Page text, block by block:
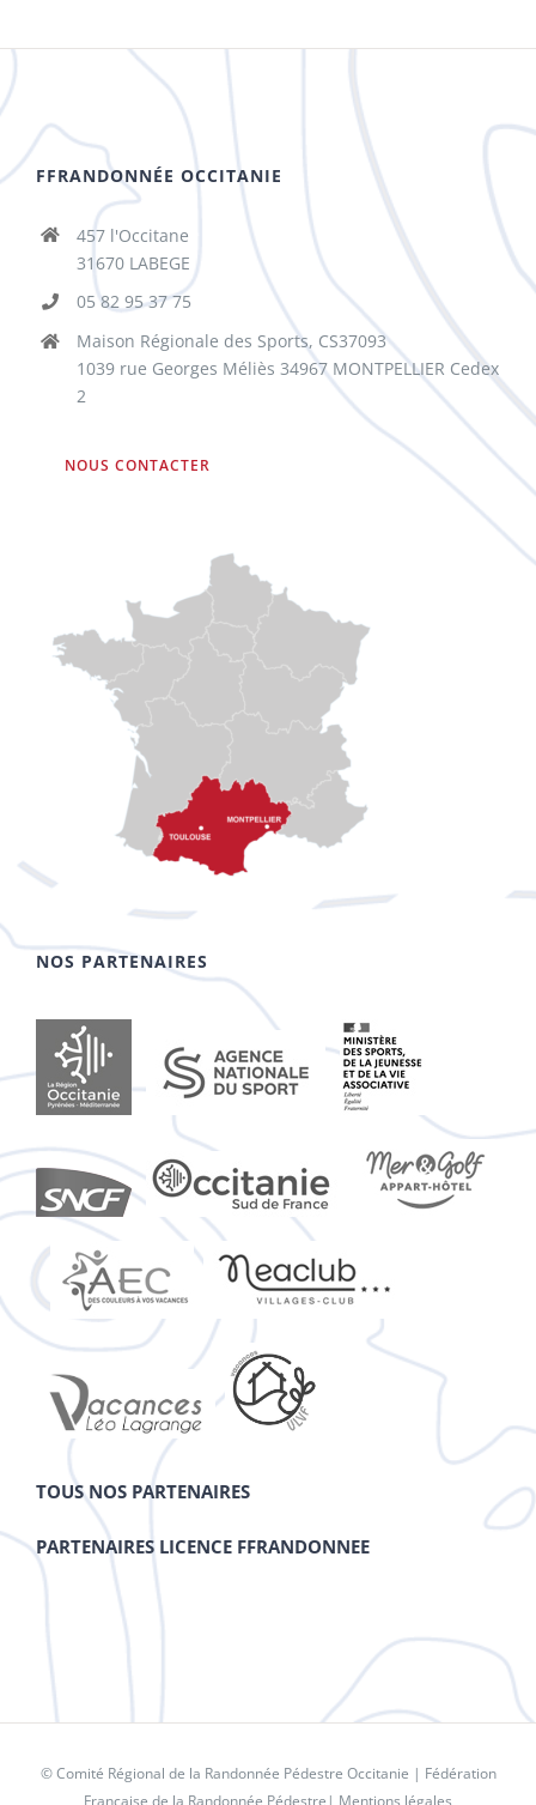
FFRANDONNÉE OCCITANIE
457 l'Occitane
31670 LABEGE
05 82 95 37 75
Maison Régionale des Sports, CS37093
1039 rue Georges Méliès 34967 MONTPELLIER Cedex
2
NOUS CONTACTER
NOS PARTENAIRES
TOUS NOS PARTENAIRES
PARTENAIRES LICENCE FFRANDONNEE
© Comité Régional de la Randonnée Pédestre Occitanie | Fédération
Française de la Randonnée Pédestre | Mentions légales